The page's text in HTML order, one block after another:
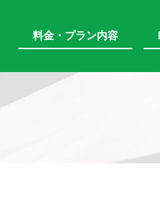
料金・プラン内容